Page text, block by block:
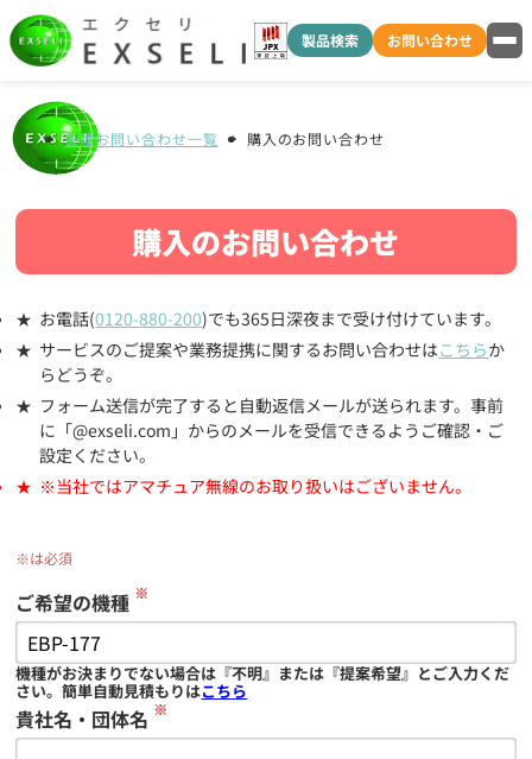
製品検索 お問い合わせ
各種お問い合わせ一覧 購入のお問い合わせ
購入のお問い合わせ
お電話(0120-880-200)でも365日深夜まで受け付けています。
サービスのご提案や業務提携に関するお問い合わせはこちらか
らどうぞ。
フォーム送信が完了すると自動返信メールが送られます。事前
に「@exseli.com」からのメールを受信できるようご確認・ご
設定ください。
※当社ではアマチュア無線のお取り扱いはございません。
※は必須
ご希望の機種 ※
機種がお決まりでない場合は『不明』または『提案希望』とご入力くだ
さい。簡単自動見積もりはこちら
貴社名・団体名 ※